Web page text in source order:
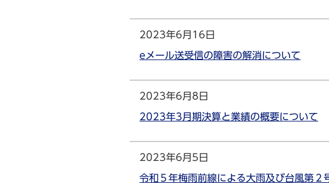
2023年6月16日
eメール送受信の障害の解消について
2023年6月8日
2023年3月期決算と業績の概要について
2023年6月5日
令和５年梅雨前線による大雨及び台風第